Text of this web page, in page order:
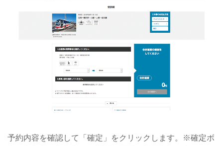
予約内容を確認して「確定」をクリックします。※確定ボ